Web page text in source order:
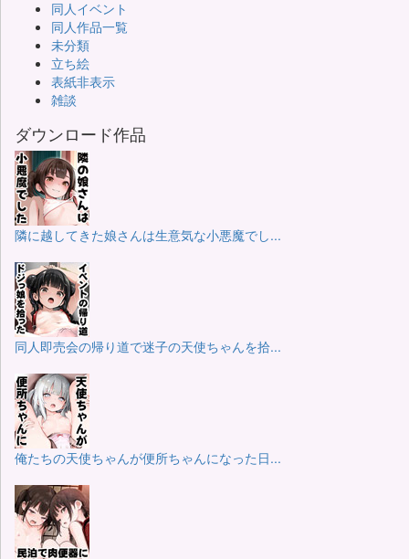
同人イベント
同人作品一覧
未分類
立ち絵
表紙非表示
雑談
ダウンロード作品
隣に越してきた娘さんは生意気な小悪魔でし...
同人即売会の帰り道で迷子の天使ちゃんを拾...
俺たちの天使ちゃんが便所ちゃんになった日...